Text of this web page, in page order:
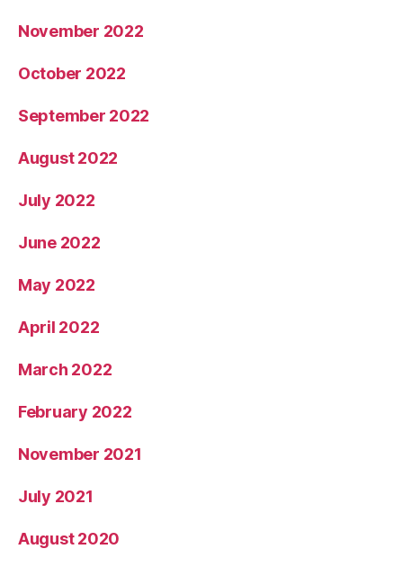
November 2022
October 2022
September 2022
August 2022
July 2022
June 2022
May 2022
April 2022
March 2022
February 2022
November 2021
July 2021
August 2020